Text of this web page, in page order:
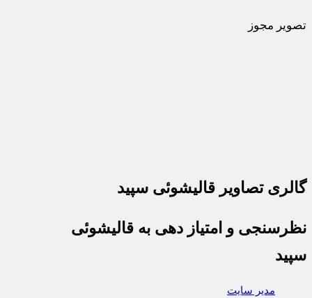
تصویر مجوز
گالری تصاویر قالیشوئی سپید
نظرسنجی و امتیاز دهی به قالیشوئی
سپید
مدیر سایت